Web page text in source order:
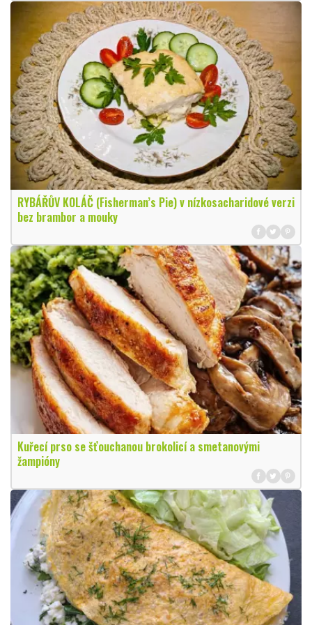
RYBÁŘŮV KOLÁČ (Fisherman’s Pie) v nízkosacharidové verzi
bez brambor a mouky
Kuřecí prso se šťouchanou brokolicí a smetanovými
žampióny